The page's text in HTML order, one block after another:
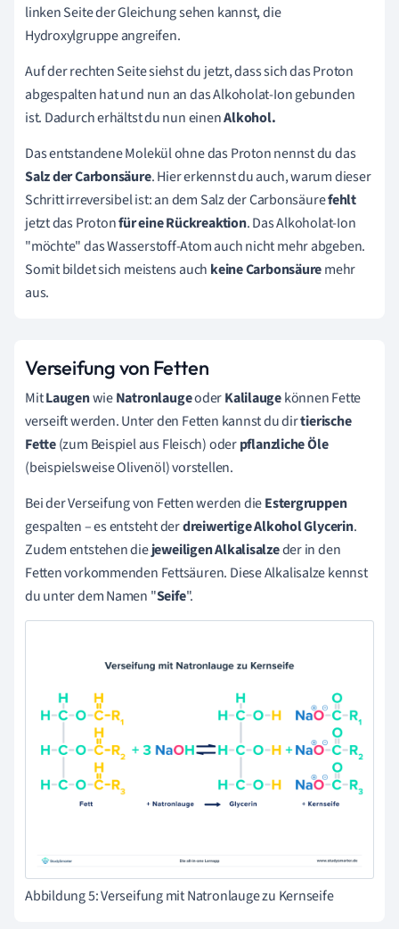
linken Seite der Gleichung sehen kannst, die
Hydroxylgruppe angreifen.
Auf der rechten Seite siehst du jetzt, dass sich das Proton
abgespalten hat und nun an das Alkoholat-Ion gebunden
ist. Dadurch erhältst du nun einenAlkohol.
Das entstandene Molekül ohne das Proton nennst du das
Salz der Carbonsäure. Hier erkennst du auch, warum dieser
Schritt irreversibel ist: an dem Salz der Carbonsäurefehlt
jetzt das Protonfür eine Rückreaktion. Das Alkoholat-Ion
"möchte" das Wasserstoff-Atom auch nicht mehr abgeben.
Somit bildet sich meistens auch keine Carbonsäuremehr
aus.
Verseifung von Fetten
MitLaugenwieNatronlaugeoderKalilaugekönnen Fette
verseift werden. Unter den Fetten kannst du dirtierische
Fette(zum Beispiel aus Fleisch) oderpflanzliche Öle
(beispielsweise Olivenöl) vorstellen.
Bei der Verseifung von Fetten werden dieEstergruppen
gespalten – es entsteht derdreiwertige Alkohol Glycerin.
Zudem entstehen diejeweiligen Alkalisalzeder in den
Fetten vorkommenden Fettsäuren. Diese Alkalisalze kennst
du unter dem Namen "Seife".
Abbildung 5: Verseifung mit Natronlauge zu Kernseife